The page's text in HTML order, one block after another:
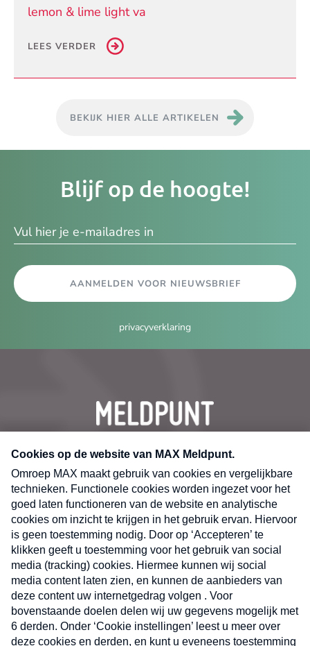
lemon & lime light va
LEES VERDER
BEKIJK HIER ALLE ARTIKELEN
Blijf op de hoogte!
AANMELDEN VOOR NIEUWSBRIEF
privacyverklaring
CONTACT
Volg ons op
X
Nieuwsbrief